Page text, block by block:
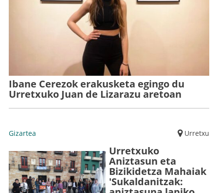
Ibane Cerezok erakusketa egingo du
Urretxuko Juan de Lizarazu aretoan
Gizartea Urretxu
Urretxuko
Aniztasun eta
Bizikidetza Mahaiak
'Sukaldanitzak: